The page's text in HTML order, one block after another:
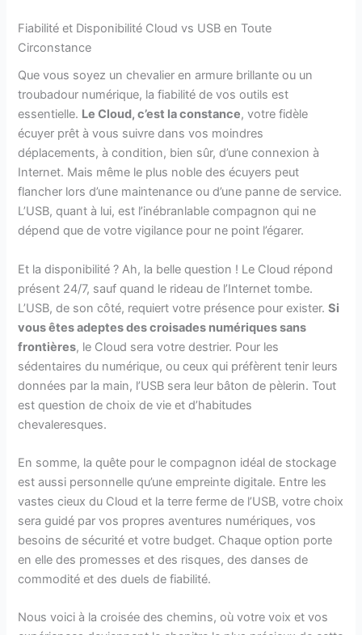
Fiabilité et Disponibilité Cloud vs USB en Toute
Circonstance
Que vous soyez un chevalier en armure brillante ou un
troubadour numérique, la fiabilité de vos outils est
essentielle. Le Cloud, c’est la constance, votre fidèle
écuyer prêt à vous suivre dans vos moindres
déplacements, à condition, bien sûr, d’une connexion à
Internet. Mais même le plus noble des écuyers peut
flancher lors d’une maintenance ou d’une panne de service.
L’USB, quant à lui, est l’inébranlable compagnon qui ne
dépend que de votre vigilance pour ne point l’égarer.
Et la disponibilité ? Ah, la belle question ! Le Cloud répond
présent 24/7, sauf quand le rideau de l’Internet tombe.
L’USB, de son côté, requiert votre présence pour exister.Si
vous êtes adeptes des croisades numériques sans
frontières, le Cloud sera votre destrier. Pour les
sédentaires du numérique, ou ceux qui préfèrent tenir leurs
données par la main, l’USB sera leur bâton de pèlerin. Tout
est question de choix de vie et d’habitudes
chevaleresques.
En somme, la quête pour le compagnon idéal de stockage
est aussi personnelle qu’une empreinte digitale. Entre les
vastes cieux du Cloud et la terre ferme de l’USB, votre choix
sera guidé par vos propres aventures numériques, vos
besoins de sécurité et votre budget. Chaque option porte
en elle des promesses et des risques, des danses de
commodité et des duels de fiabilité.
Nous voici à la croisée des chemins, où votre voix et vos